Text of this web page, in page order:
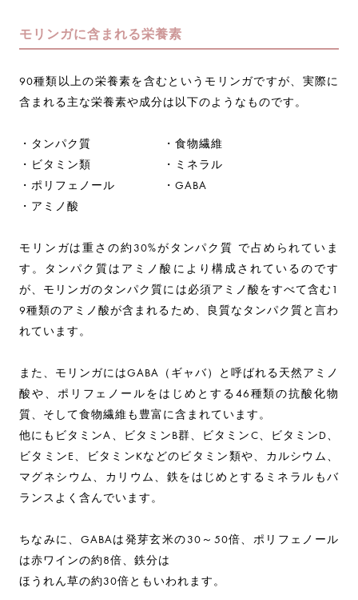
モリンガに含まれる栄養素
90種類以上の栄養素を含むというモリンガですが、実際に
含まれる主な栄養素や成分は以下のようなものです。
・タンパク質 ・食物繊維
・ビタミン類 ・ミネラル
・ポリフェノール ・GABA
・アミノ酸
モリンガは重さの約30%がタンパク質 で占められていま
す。タンパク質はアミノ酸により構成されているのです
が、モリンガのタンパク質には必須アミノ酸をすべて含む1
9種類のアミノ酸が含まれるため、良質なタンパク質と言わ
れています。
また、モリンガにはGABA（ギャバ）と呼ばれる天然アミノ
酸や、ポリフェノールをはじめとする46種類の抗酸化物
質、そして食物繊維も豊富に含まれています。
他にもビタミンA、ビタミンB群、ビタミンC、ビタミンD、
ビタミンE、ビタミンKなどのビタミン類や、カルシウム、
マグネシウム、カリウム、鉄をはじめとするミネラルもバ
ランスよく含んでいます。
ちなみに、GABAは発芽玄米の30～50倍、ポリフェノール
は赤ワインの約8倍、鉄分は
ほうれん草の約30倍ともいわれます。